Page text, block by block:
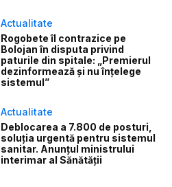
Actualitate
Rogobete îl contrazice pe
Bolojan în disputa privind
paturile din spitale: „Premierul
dezinformează și nu înțelege
sistemul”
Actualitate
Deblocarea a 7.800 de posturi,
soluția urgentă pentru sistemul
sanitar. Anunțul ministrului
interimar al Sănătății